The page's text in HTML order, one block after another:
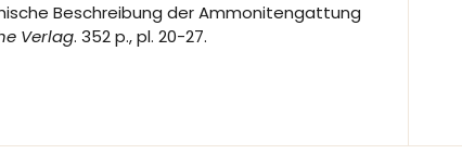
Beschreibung der Ammonitengattung
Verlag. 352 p., pl. 20-27.